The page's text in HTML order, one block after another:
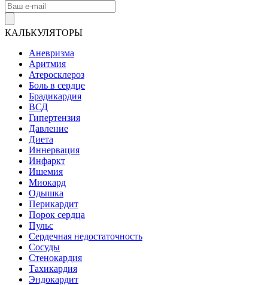
КАЛЬКУЛЯТОРЫ
Аневризма
Аритмия
Атеросклероз
Боль в сердце
Брадикардия
ВСД
Гипертензия
Давление
Диета
Иннервация
Инфаркт
Ишемия
Миокард
Одышка
Перикардит
Порок сердца
Пульс
Сердечная недостаточность
Сосуды
Стенокардия
Тахикардия
Эндокардит